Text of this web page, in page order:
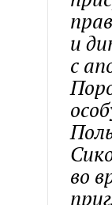
и
с
во